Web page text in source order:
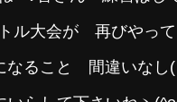
ル大会が 再びやっ
なること 間違いなし